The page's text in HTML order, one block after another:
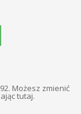
Możesz zmienić
tutaj.